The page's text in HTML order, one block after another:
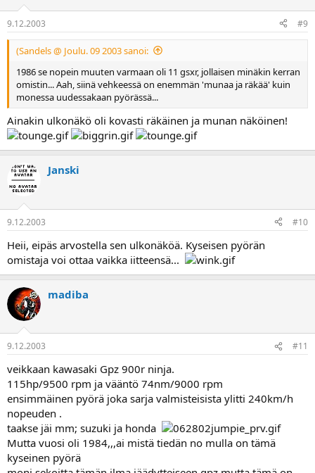
9.12.2003 #9
(Sandels @ Joulu. 09 2003 sanoi:
1986 se nopein muuten varmaan oli 11 gsxr, jollaisen minäkin kerran
omistin... Aah, siinä vehkeessä on enemmän 'munaa ja räkää' kuin
monessa uudessakaan pyörässä...
Ainakin ulkonäkö oli kovasti räkäinen ja munan näköinen!
Janski
9.12.2003 #10
Heii, eipäs arvostella sen ulkonäköä. Kyseisen pyörän
omistaja voi ottaa vaikka iitteensä...
madiba
9.12.2003 #11
veikkaan kawasaki Gpz 900r ninja.
115hp/9500 rpm ja vääntö 74nm/9000 rpm
ensimmäinen pyörä joka sarja valmisteisista ylitti 240km/h
nopeuden .
taakse jäi mm; suzuki ja honda
Mutta vuosi oli 1984,,,ai mistä tiedän no mulla on tämä
kyseinen pyörä